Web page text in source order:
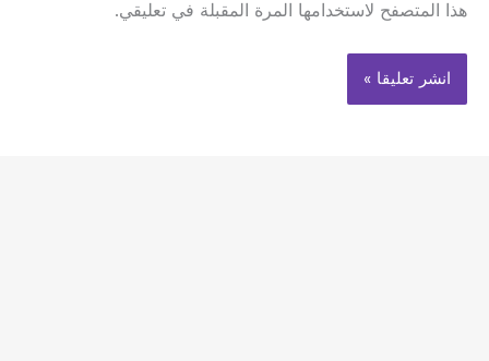
هذا المتصفح لاستخدامها المرة المقبلة في تعليقي.